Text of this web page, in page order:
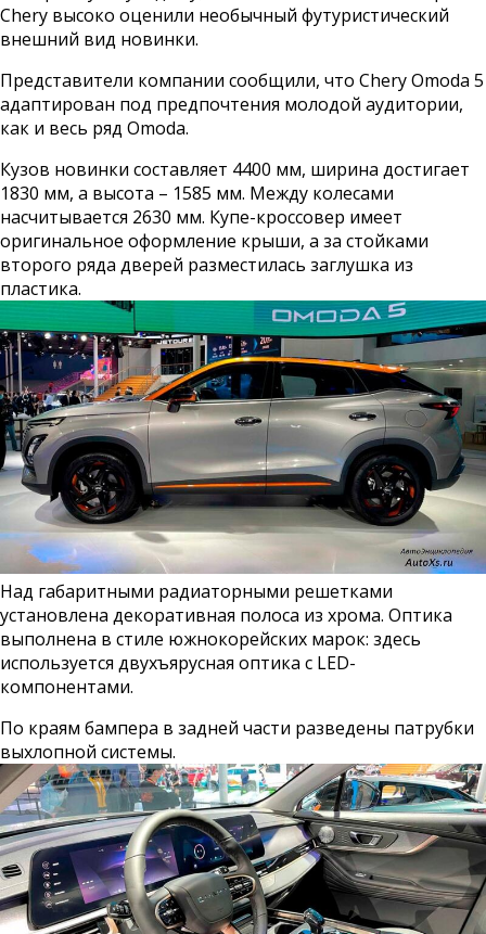
Chery высоко оценили необычный футуристический
внешний вид новинки.
Представители компании сообщили, что Chery Omoda 5
адаптирован под предпочтения молодой аудитории,
как и весь ряд Omoda.
Кузов новинки составляет 4400 мм, ширина достигает
1830 мм, а высота – 1585 мм. Между колесами
насчитывается 2630 мм. Купе-кроссовер имеет
оригинальное оформление крыши, а за стойками
второго ряда дверей разместилась заглушка из
пластика.
Над габаритными радиаторными решетками
установлена декоративная полоса из хрома. Оптика
выполнена в стиле южнокорейских марок: здесь
используется двухъярусная оптика с LED-
компонентами.
По краям бампера в задней части разведены патрубки
выхлопной системы.